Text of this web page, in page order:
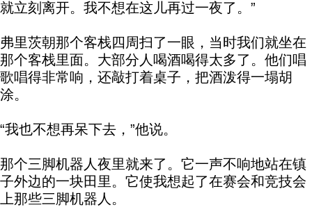
就立刻离开。我不想在这儿再过一夜了。”
弗里茨朝那个客栈四周扫了一眼，当时我们就坐在
那个客栈里面。大部分人喝酒喝得太多了。他们唱
歌唱得非常响，还敲打着桌子，把酒泼得一塌胡
涂。
“我也不想再呆下去，”他说。
那个三脚机器人夜里就来了。它一声不响地站在镇
子外边的一块田里。它使我想起了在赛会和竞技会
上那些三脚机器人。